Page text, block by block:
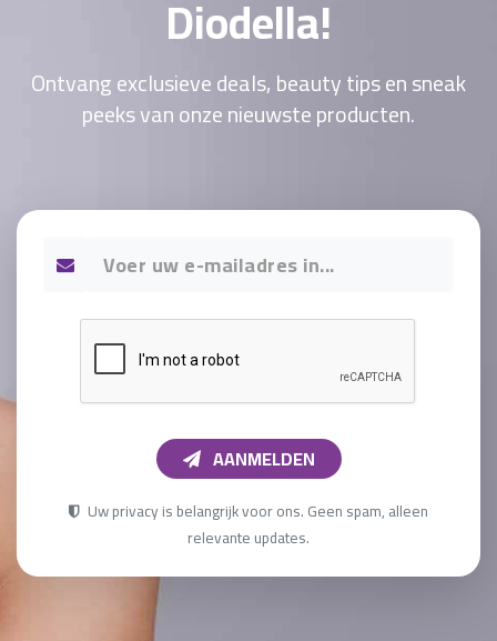
Diodella!
Ontvang exclusieve deals, beauty tips en sneak
peeks van onze nieuwste producten.
AANMELDEN
Uw privacy is belangrijk voor ons. Geen spam, alleen
relevante updates.